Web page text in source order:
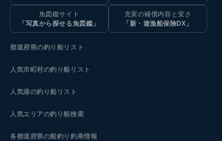
魚図鑑サイト
「写真から探せる魚図鑑」
充実の補償内容と安さ
「新・遊漁船保険DX」
都道府県の釣り船リスト
人気市町村の釣り船リスト
人気港の釣り船リスト
人気エリアの釣り船検索
各都道府県の船釣り釣果情報